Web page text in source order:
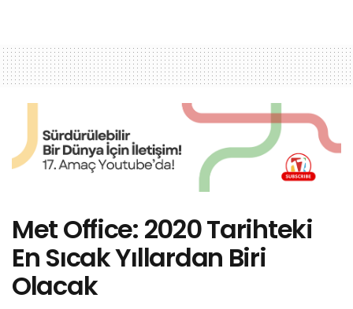
Met Office: 2020 Tarihteki
En Sıcak Yıllardan Biri
Olacak